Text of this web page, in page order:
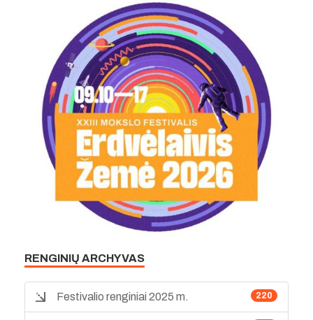
RENGINIŲ ARCHYVAS
220
Festivalio renginiai 2025 m.